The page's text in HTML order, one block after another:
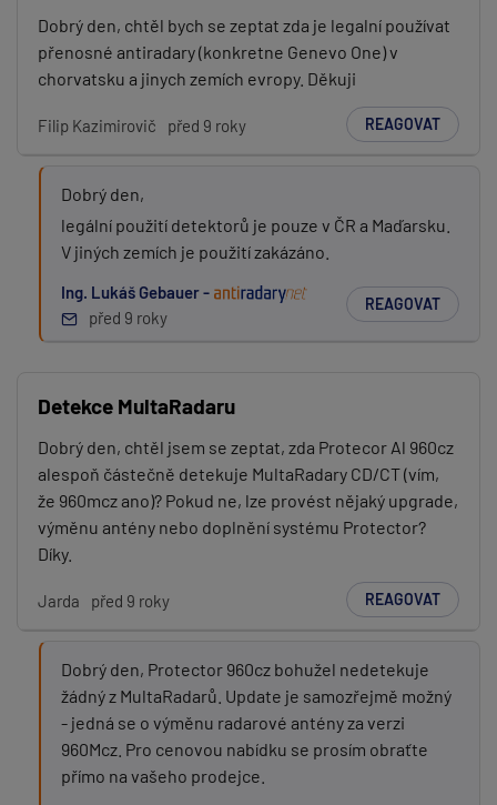
Dobrý den, chtěl bych se zeptat zda je legalní používat
přenosné antiradary (konkretne Genevo One) v
chorvatsku a jinych zemích evropy. Děkuji
Filip Kazimirovič před 9 roky REAGOVAT
Dobrý den,
legální použití detektorů je pouze v ČR a Maďarsku.
V jiných zemích je použití zakázáno.
Ing. Lukáš Gebauer -
před 9 roky
REAGOVAT
Detekce MultaRadaru
Dobrý den, chtěl jsem se zeptat, zda Protecor Al 960cz
alespoň částečně detekuje MultaRadary CD/CT (vím,
že 960mcz ano)? Pokud ne, lze provést nějaký upgrade,
výměnu antény nebo doplnění systému Protector?
Díky.
Jarda před 9 roky REAGOVAT
Dobrý den, Protector 960cz bohužel nedetekuje
žádný z MultaRadarů. Update je samozřejmě možný
- jedná se o výměnu radarové antény za verzi
960Mcz. Pro cenovou nabídku se prosím obraťte
přímo na vašeho prodejce.